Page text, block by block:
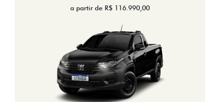
a partir de R$ 116.990,00